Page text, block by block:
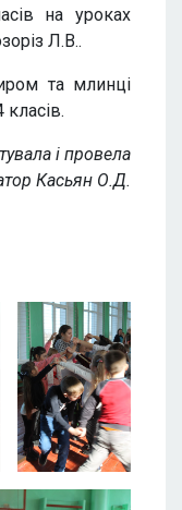
на уроках
Л.В..
та млинці
і провела
Касьян О.Д.